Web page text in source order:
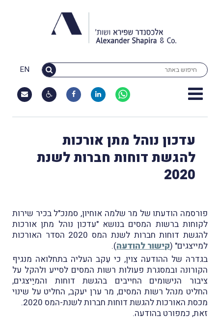
EN
עדכון נוהל מתן אורכות
להגשת דוחות חברות לשנת
2020
פורסמה הודעתו של מר שלמה אוחיון, סמנכ"ל בכיר שירות
לקוחות ברשות המסים בנושא "עדכון נוהל מתן אורכות
להגשת דוחות חברות לשנת המס 2020 הסדר האורכות
למייצגים" (קישור להודעה).
בגדרהּ של ההודעה צוין, כי עֵקב העליה בתחלואה מנגיף
הקורונה ובמסגרת פעולות רשות המסים לסייע ולהקל על
ציבור הנישומים החייבים בהגשת דוחות והמיַיצגים,
החליט מנהל רשות המסים, מר ערן יעקב, החליט על שינוי
מכסת האורכות להגשת דוחות חברות לשנת-המס 2020.
זאת, כמפורט בהודעה.